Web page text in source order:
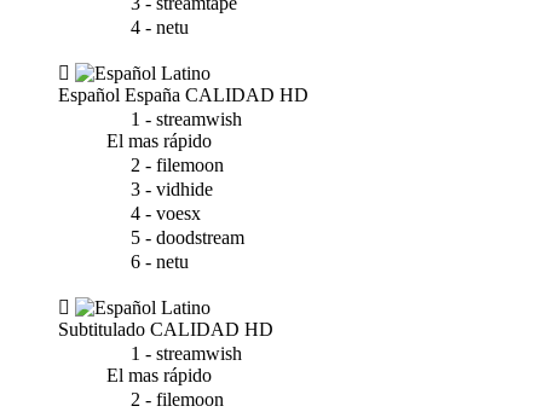
4 - netu
Español España CALIDAD HD
1 - streamwish
El mas rápido
2 - filemoon
3 - vidhide
4 - voesx
5 - doodstream
6 - netu
Subtitulado CALIDAD HD
1 - streamwish
El mas rápido
2 - filemoon